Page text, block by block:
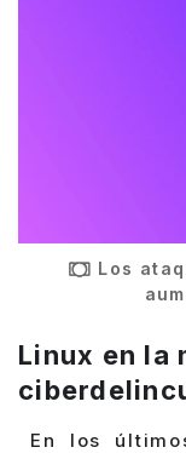
Los
Linux en la
En los